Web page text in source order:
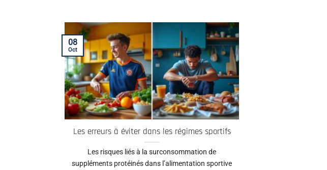
Les erreurs à éviter dans les régimes sportifs
Les risques liés à la surconsommation de
suppléments protéinés dans l’alimentation sportive
08
Oct